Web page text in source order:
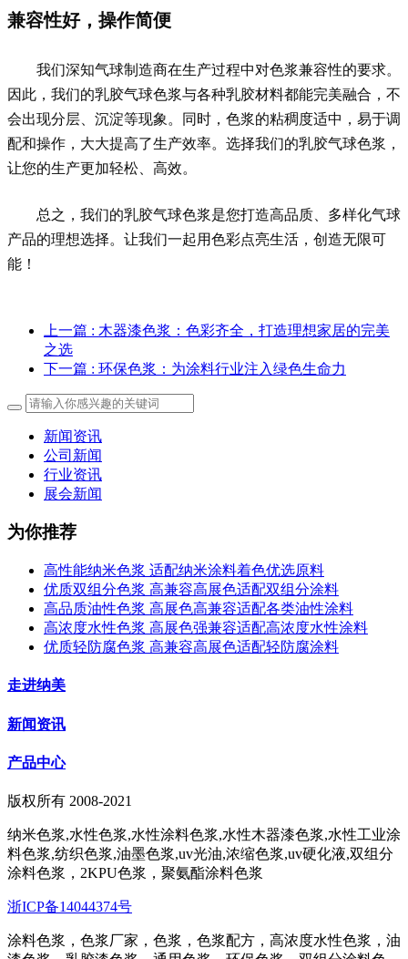
兼容性好，操作简便
我们深知气球制造商在生产过程中对色浆兼容性的要求。
因此，我们的乳胶气球色浆与各种乳胶材料都能完美融合，不
会出现分层、沉淀等现象。同时，色浆的粘稠度适中，易于调
配和操作，大大提高了生产效率。选择我们的乳胶气球色浆，
让您的生产更加轻松、高效。
总之，我们的乳胶气球色浆是您打造高品质、多样化气球
产品的理想选择。让我们一起用色彩点亮生活，创造无限可
能！
上一篇 : 木器漆色浆：色彩齐全，打造理想家居的完美
之选
下一篇 : 环保色浆：为涂料行业注入绿色生命力
新闻资讯
公司新闻
行业资讯
展会新闻
为你推荐
高性能纳米色浆 适配纳米涂料着色优选原料
优质双组分色浆 高兼容高展色适配双组分涂料
高品质油性色浆 高展色高兼容适配各类油性涂料
高浓度水性色浆 高展色强兼容适配高浓度水性涂料
优质轻防腐色浆 高兼容高展色适配轻防腐涂料
走进纳美
新闻资讯
产品中心
版权所有 2008-2021
纳米色浆,水性色浆,水性涂料色浆,水性木器漆色浆,水性工业涂
料色浆,纺织色浆,油墨色浆,uv光油,浓缩色浆,uv硬化液,双组分
涂料色浆，2KPU色浆，聚氨酯涂料色浆
浙ICP备14044374号
涂料色浆，色浆厂家，色浆，色浆配方，高浓度水性色浆，油